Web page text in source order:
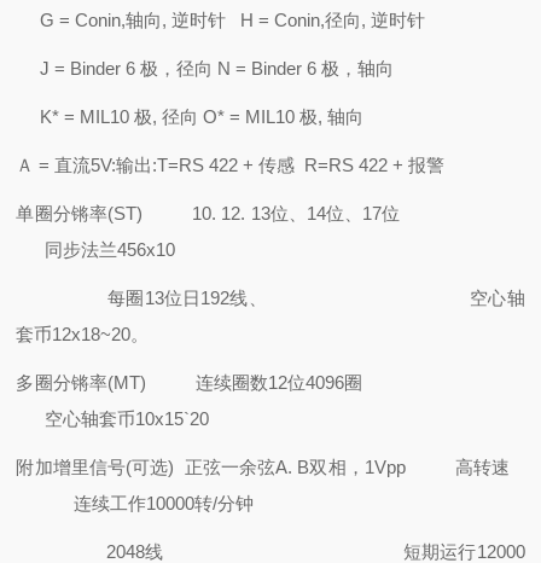
G = Conin,轴向, 逆时针 H = Conin,径向, 逆时针
J = Binder 6 极，径向 N = Binder 6 极，轴向
K* = MIL10 极, 径向 O* = MIL10 极, 轴向
Ａ = 直流5V:输出:T=RS 422 + 传感 R=RS 422 + 报警
单圈分锵率(ST) 10. 12. 13位、14位、17位
同步法兰456x10
每圈13位日192线、
空心轴
套币12x18~20。
多圈分锵率(MT) 连续圈数12位4096圈
空心轴套币10x15`20
附加增里信号(可选) 正弦一余弦A. B双相，1Vpp高转速
连续工作10000转/分钟
2048线 短期运行12000